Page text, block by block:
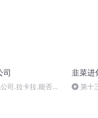
司
司.拉卡拉.能否抢
韭菜进
第十